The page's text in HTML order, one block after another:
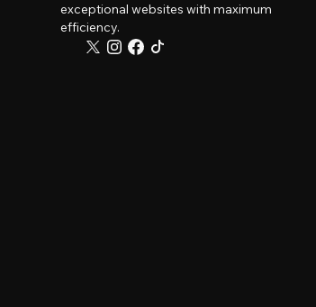
exceptional websites with maximum
efficiency.